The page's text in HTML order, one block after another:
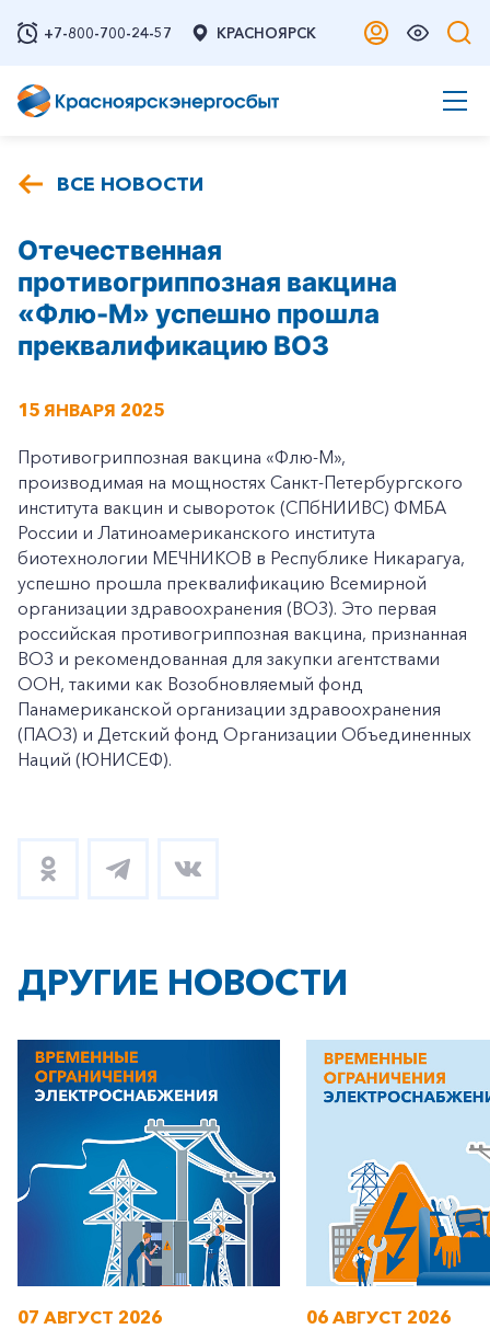
+7-800-700-24-57 КРАСНОЯРСК
ВСЕ НОВОСТИ
Отечественная
противогриппозная вакцина
«Флю-М» успешно прошла
преквалификацию ВОЗ
15 ЯНВАРЯ 2025
Противогриппозная вакцина «Флю-М»,
производимая на мощностях Санкт-Петербургского
института вакцин и сывороток (СПбНИИВС) ФМБА
России и Латиноамериканского института
биотехнологии МЕЧНИКОВ в Республике Никарагуа,
успешно прошла преквалификацию Всемирной
организации здравоохранения (ВОЗ). Это первая
российская противогриппозная вакцина, признанная
ВОЗ и рекомендованная для закупки агентствами
ООН, такими как Возобновляемый фонд
Панамериканской организации здравоохранения
(ПАОЗ) и Детский фонд Организации Объединенных
Наций (ЮНИСЕФ).
ДРУГИЕ НОВОСТИ
07 АВГУСТ 2026 06 АВГУСТ 2026